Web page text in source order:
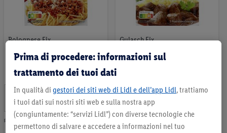
Bolognese Fix
2 Recensioni
0.49 fr.
per 37g | 100g = 1,32 fr.
Gulasch Fix
0.
per 40g | 100g = 1,63 fr.
Nell’elenco
Prima di procedere: informazioni sul
trattamento dei tuoi dati
In qualità di gestori dei siti web di Lidl e dell’app Lidl, trattiamo
i tuoi dati sui nostri siti web e sulla nostra app
(congiuntamente: “servizi Lidl”) con diverse tecnologie che
permettono di salvare e accedere a informazioni nel tuo